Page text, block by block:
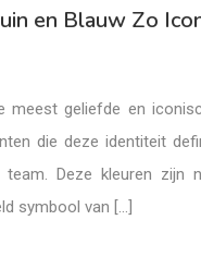
en Blauw Zo
meest geliefde en
die deze identiteit
Deze kleuren zijn
symbool van […]